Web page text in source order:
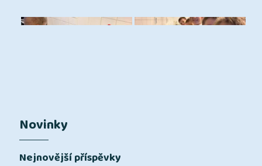
Novinky
Nejnovější příspěvky